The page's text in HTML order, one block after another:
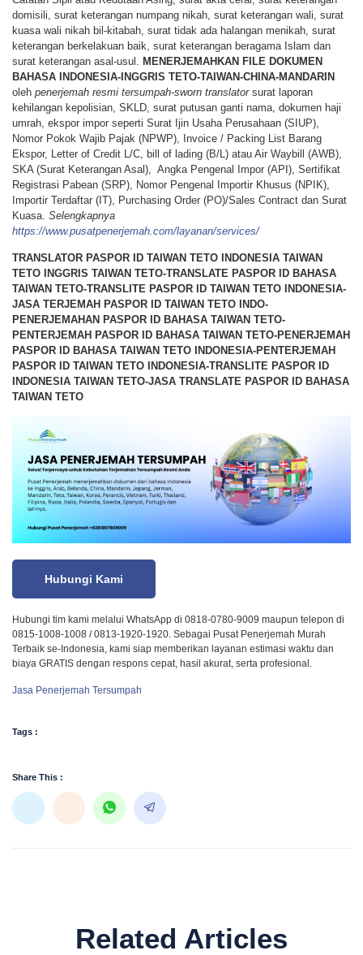
domisili, surat keterangan numpang nikah, surat keterangan wali, surat
kuasa wali nikah bil-kitabah, surat tidak ada halangan menikah, surat
keterangan berkelakuan baik, surat keterangan beragama Islam dan
surat keterangan asal-usul. MENERJEMAHKAN FILE DOKUMEN
BAHASA INDONESIA-INGGRIS TETO-TAIWAN-CHINA-MANDARIN
oleh penerjemah resmi tersumpah-sworn translatorsurat laporan
kehilangan kepolisian, SKLD, surat putusan ganti nama, dokumen haji
umrah, ekspor impor seperti Surat Ijin Usaha Perusahaan (SIUP),
Nomor Pokok Wajib Pajak (NPWP), Invoice / Packing List Barang
Ekspor, Letter of Credit L/C, bill of lading (B/L) atau Air Waybill (AWB),
SKA (Surat Keterangan Asal), Angka Pengenal Impor (API), Sertifikat
Registrasi Pabean (SRP), Nomor Pengenal Importir Khusus (NPIK),
Importir Terdaftar (IT), Purchasing Order (PO)/Sales Contract dan Surat
Kuasa. Selengkapnya
https://www.pusatpenerjemah.com/layanan/services/
TRANSLATOR PASPOR ID TAIWAN TETO INDONESIA TAIWAN
TETO INGGRIS TAIWAN TETO-TRANSLATE PASPOR ID BAHASA
TAIWAN TETO-TRANSLITE PASPOR ID TAIWAN TETO INDONESIA-
JASA TERJEMAH PASPOR ID TAIWAN TETO INDO-
PENERJEMAHAN PASPOR ID BAHASA TAIWAN TETO-
PENTERJEMAH PASPOR ID BAHASA TAIWAN TETO-PENERJEMAH
PASPOR ID BAHASA TAIWAN TETO INDONESIA-PENTERJEMAH
PASPOR ID TAIWAN TETO INDONESIA-TRANSLITE PASPOR ID
INDONESIA TAIWAN TETO-JASA TRANSLATE PASPOR ID BAHASA
TAIWAN TETO
Hubungi Kami
Hubungi tim kami melalui WhatsApp di 0818-0780-9009 maupun telepon di
0815-1008-1008 / 0813-1920-1920. Sebagai Pusat Penerjemah Murah
Terbaik se-Indonesia, kami siap memberikan layanan estimasi waktu dan
biaya GRATIS dengan respons cepat, hasil akurat, serta profesional.
Jasa Penerjemah Tersumpah
Tags :
Share This :
Related Articles